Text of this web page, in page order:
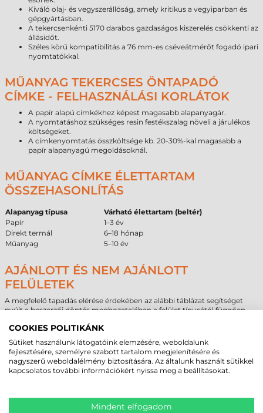
Kiváló olaj- és vegyszerállóság, amely kritikus a vegyiparban és
gépgyártásban.
A tekercsenkénti 5170 darabos gazdaságos kiszerelés csökkenti az
állásidőt.
Széles körű kompatibilitás a 76 mm-es cséveátmérőt fogadó ipari
nyomtatókkal.
MŰANYAG TEKERCSES ÖNTAPADÓ
CÍMKE - FELHASZNÁLÁSI KORLÁTOK
A papír alapú címkékhez képest magasabb alapanyagár.
A nyomtatáshoz szükséges resin festékszalag növeli a járulékos
költségeket.
A címkenyomtatás összköltsége kb. 20-30%-kal magasabb a
papír alapanyagú megoldásoknál.
MŰANYAG CÍMKE ÉLETTARTAM
ÖSSZEHASONLÍTÁS
Alapanyag típusa
Várható élettartam (beltér)
Papír
1–3 év
Direkt termál
6–18 hónap
Műanyag
5–10 év
AJÁNLOTT ÉS NEM AJÁNLOTT
FELÜLETEK
A megfelelő tapadás elérése érdekében az alábbi táblázat segítséget
nyújt a beszerzői döntés meghozatalában a felület típusától függően.
Ajánlott Feltételes
Alacsony felületi
energiájú műanyag
(PE, PP)
Enyhén érdes
műanyag felületek
Jeges, deres felületek
Fém és festett fém
Strukturált ipari
Porózus karton és papír
felületek (tisztítás
után)
erősen szennyezett felületek
COOKIES POLITIKÁNK
Sütiket használunk látogatóink elemzésére, weboldalunk
fejlesztésére, személyre szabott tartalom megjelenítésére és
nagyszerű weboldalélmény biztosítására. Az általunk használt sütikkel
kapcsolatos további információkért nyissa meg a beállításokat.
Mindent elfogadom